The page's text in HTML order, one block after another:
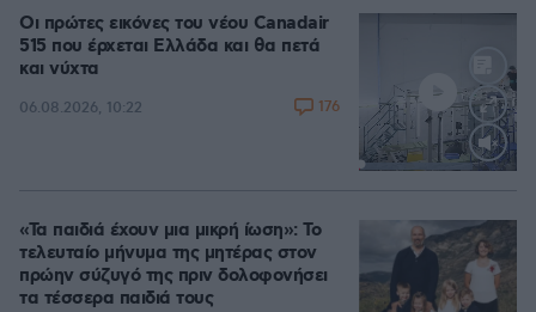
Loaded:
Οι πρώτες εικόνες του νέου Canadair
515 που έρχεται Ελλάδα και θα πετά
και νύχτα
06.08.2026, 10:22 176
«Τα παιδιά έχουν μια μικρή ίωση»: Το
τελευταίο μήνυμα της μητέρας στον
πρώην σύζυγό της πριν δολοφονήσει
τα τέσσερα παιδιά τους